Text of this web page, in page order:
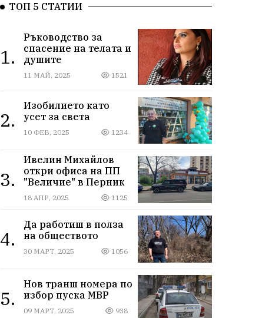
ТОП 5 СТАТИИ
1.
Ръководство за
спасение на телата и
душите
11 МАЙ, 2025 1521
2.
Изобилието като
усет за света
10 ФЕВ, 2025 1234
3.
Ивелин Михайлов
откри офиса на ПП
"Величие" в Перник
18 АПР, 2025 1125
4.
Да работиш в полза
на обществото
30 МАРТ, 2025 1056
5.
Нов транш номера по
избор пуска МВР
09 МАРТ, 2025 938